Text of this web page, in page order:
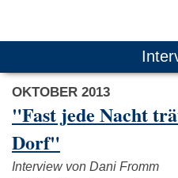
Das könnte Dich
OKTOBER 2013
"Fast jede Nacht
Dorf"
Interview von Dani Fromm